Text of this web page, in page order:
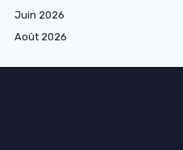
Juin 2026
Août 2026